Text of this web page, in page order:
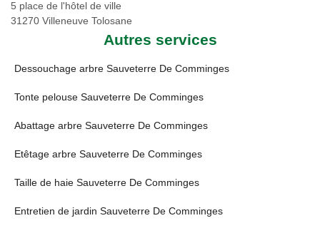
5 place de l'hôtel de ville
31270 Villeneuve Tolosane
Autres services
Dessouchage arbre Sauveterre De Comminges
Tonte pelouse Sauveterre De Comminges
Abattage arbre Sauveterre De Comminges
Etêtage arbre Sauveterre De Comminges
Taille de haie Sauveterre De Comminges
Entretien de jardin Sauveterre De Comminges